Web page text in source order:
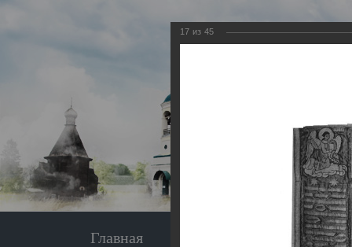
Главная
17 из 45